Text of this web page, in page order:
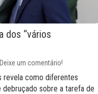
dos “vários
Deixe um comentário!
revela como diferentes
sobre a tarefa de